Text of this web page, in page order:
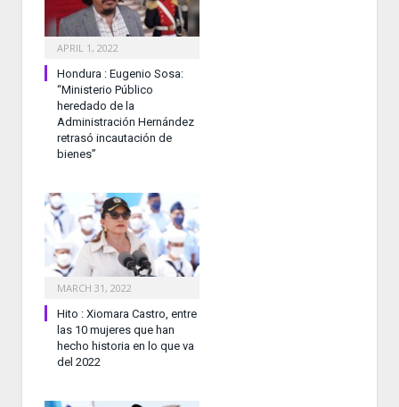
APRIL 1, 2022
Hondura : Eugenio Sosa:
“Ministerio Público
heredado de la
Administración Hernández
retrasó incautación de
bienes”
MARCH 31, 2022
Hito : Xiomara Castro, entre
las 10 mujeres que han
hecho historia en lo que va
del 2022